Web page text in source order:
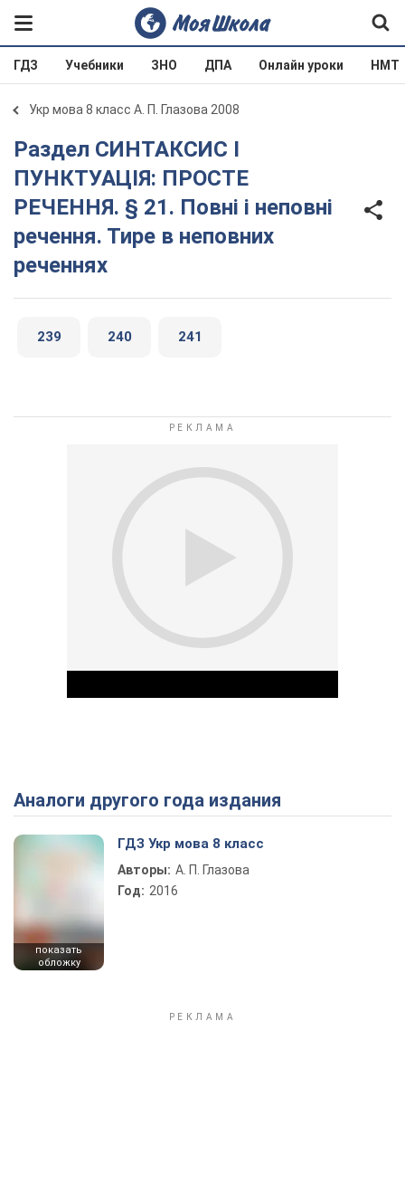
ГДЗ Учебники ЗНО ДПА Онлайн уроки НМТ
Укр мова 8 класс А. П. Глазова 2008
Раздел СИНТАКСИС І
ПУНКТУАЦІЯ: ПРОСТЕ
РЕЧЕННЯ. § 21. Повні і неповні
речення. Тире в неповних
реченнях
239 240 241
Play Video
Аналоги другого года издания
показать
обложку
ГДЗ Укр мова 8 класс
Авторы: А. П. Глазова
Год: 2016